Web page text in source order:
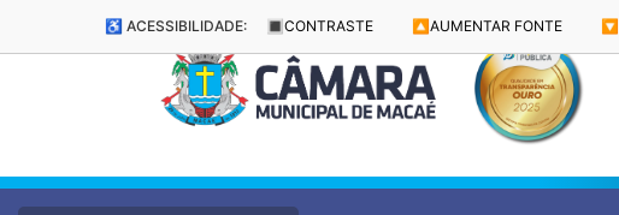
♿ ACESSIBILIDADE: 🔳 CONTRASTE 🔼 AUMENTAR FONTE 🔽